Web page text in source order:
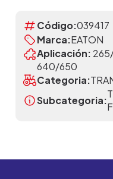
Código:039417
Marca:EATON
Aplicación:
640/650
Categoria:
Subcategoria: